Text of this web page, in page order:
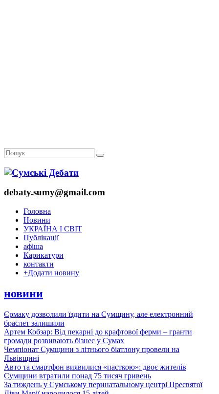
debaty.sumy@gmail.com
Головна
Новини
УКРАЇНА І СВІТ
Публікації
афіша
Карикатури
контакти
+Додати новину
новини
Єрмаку дозволили їздити на Сумщину, але електронний
браслет залишили
Артем Кобзар: Від пекарні до крафтової ферми – гранти
громади розвивають бізнес у Сумах
Чемпіонат Сумщини з літнього біатлону провели на
Львівщині
Авто та смартфон виявилися «пасткою»: двоє жителів
Сумщини втратили понад 75 тисяч гривень
За тиждень у Сумському перинатальному центрі Пресвятої